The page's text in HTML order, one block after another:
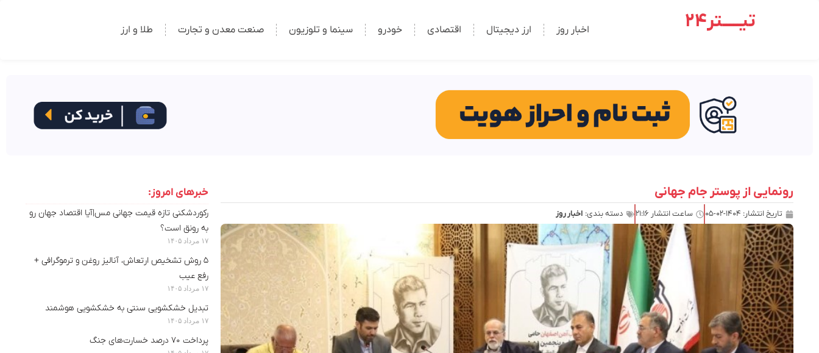
تیـــــتر24 اخبار روز ارز دیجیتال اقتصادی خودرو سینما و تلوزیون صنعت معدن و تجارت طلا و ارز
رونمایی از پوستر جام جهانی
تاریخ انتشار: ۱۴۰۴-۰۲-۰۵ ساعت انتشار ۲۱:۱۶ دسته بندی: اخبار روز
خبرهای امروز:
رکوردشکنی تازه قیمت جهانی مس|آیا اقتصاد جهان رو
به رونق است؟
۱۷ مرداد ۱۴۰۵
۵ روش تشخیص ارتعاش، آنالیز روغن و ترموگرافی +
رفع عیب
۱۷ مرداد ۱۴۰۵
تبدیل خشکشویی سنتی به خشکشویی هوشمند
۱۷ مرداد ۱۴۰۵
پرداخت ۷۰ درصد خسارت‌های جنگ